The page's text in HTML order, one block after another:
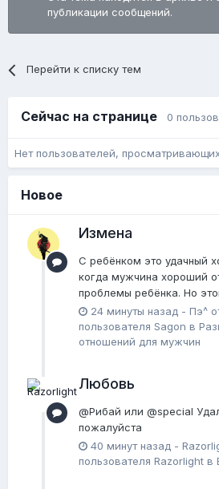
публикации сообщений.
Перейти к списку тем
Сейчас на странице 0
Нет пользователей,
Новое
Измена
С ребёнком это удачный
когда мужчина хороший
проблемы ребёнка. Но
24 минуты назад - Пэ^
пользователя Sagon в
отношений для мужчин
Любовь
@Рибай или @special
пожалуйста
40 минут назад -
пользователя Razorlight в